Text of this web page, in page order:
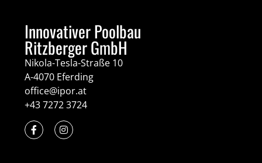
Innovativer Poolbau
Ritzberger GmbH
Nikola-Tesla-Straße 10
A-4070 Eferding
office@ipor.at
+43 7272 3724